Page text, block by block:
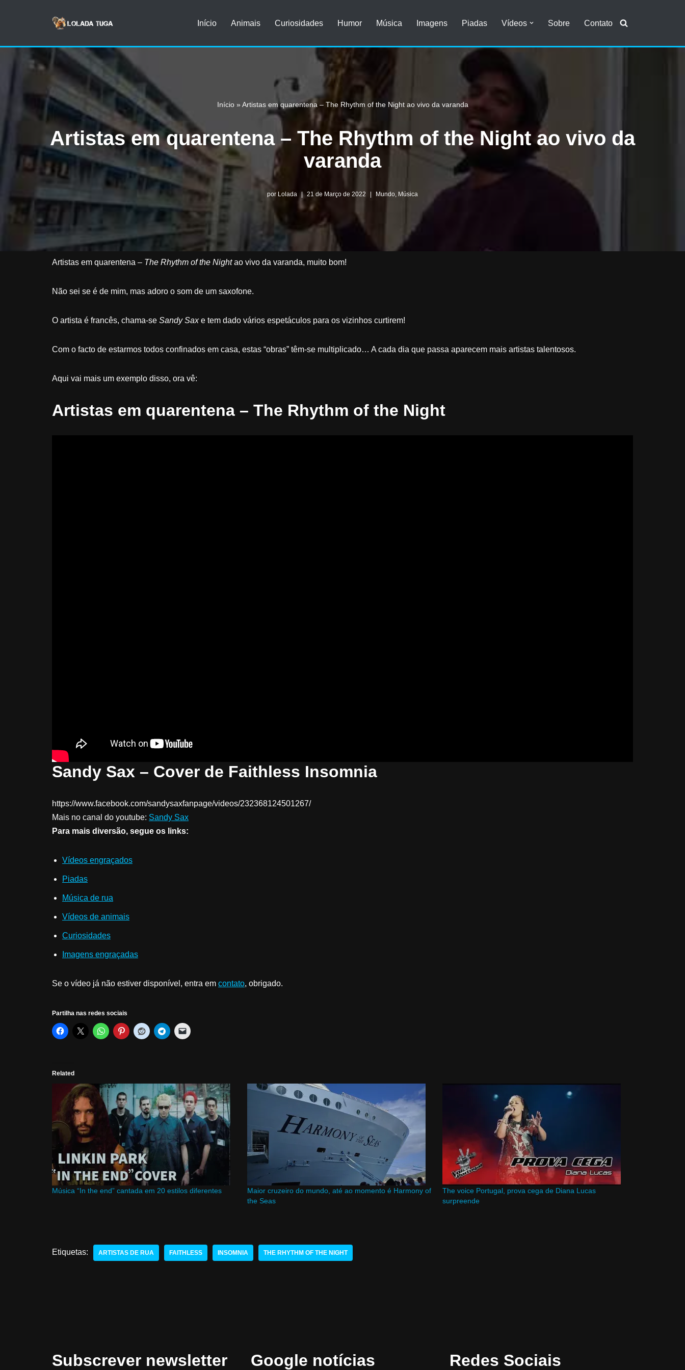
conteúdo
Início Animais Curiosidades Humor Música Imagens Piadas Vídeos Sobre Contato
Início» Artistas em quarentena – The Rhythm of the Night ao vivo da varanda
Artistas em quarentena – The Rhythm of the Night ao vivo da
varanda
por Lolada 21 de Março de 2022 Mundo Música
Artistas em quarentena – The Rhythm of the Nightao vivo da varanda, muito bom!
Não sei se é de mim, mas adoro o som de um saxofone.
O artista é francês, chama-se Sandy Saxe tem dado vários espetáculos para os vizinhos curtirem!
Com o facto de estarmos todos confinados em casa, estas “obras” têm-se multiplicado… A cada dia que passa aparecem mais artistas talentosos.
Aqui vai mais um exemplo disso, ora vê:
Artistas em quarentena – The Rhythm of the Night
Sandy Sax – Cover de Faithless Insomnia
https://www.facebook.com/sandysaxfanpage/videos/232368124501267/
Mais no canal do youtube: Sandy Sax
Para mais diversão, segue os links:
Vídeos engraçados
Piadas
Música de rua
Vídeos de animais
Curiosidades
Imagens engraçadas
Se o vídeo já não estiver disponível, entra em contato, obrigado.
Partilha nas redes sociais
Related
Música “In the end” cantada em 20 estilos diferentes
Maior cruzeiro do mundo, até ao momento é Harmony of
the Seas
The voice Portugal, prova cega de Diana Lucas
surpreende
Etiquetas: ARTISTAS DE RUA FAITHLESS INSOMNIA THE RHYTHM OF THE NIGHT
Subscrever newsletter Google notícias Redes Sociais